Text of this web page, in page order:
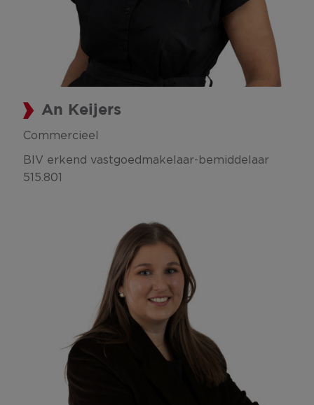
An Keijers
Commercieel
BIV erkend vastgoedmakelaar-bemiddelaar
515.801